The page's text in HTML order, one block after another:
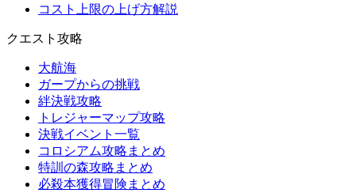
コスト上限の上げ方解説
クエスト攻略
大航海
ガープからの挑戦
絆決戦攻略
トレジャーマップ攻略
決戦イベント一覧
コロシアム攻略まとめ
特訓の森攻略まとめ
必殺本獲得冒険まとめ